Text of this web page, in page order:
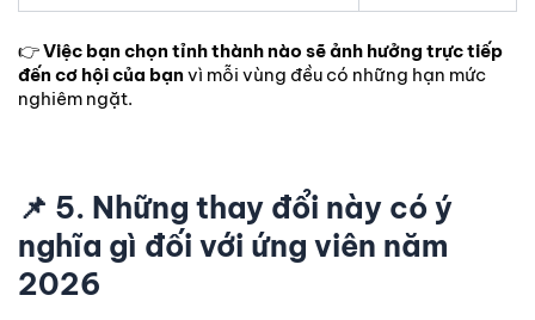
👉Việc bạn chọn tỉnh thành nào sẽ ảnh hưởng trực tiếp
đến cơ hội của bạnvì mỗi vùng đều có những hạn mức
nghiêm ngặt.
📌 5. Những thay đổi này có ý
nghĩa gì đối với ứng viên năm
2026